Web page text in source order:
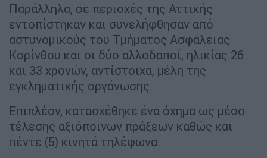
Παράλληλα, σε περιοχές της Αττικής
εντοπίστηκαν και συνελήφθησαν από
αστυνομικούς του Τμήματος Ασφάλειας
Κορίνθου και οι δύο αλλοδαποί, ηλικίας 26
και 33 χρονών, αντίστοιχα, μέλη της
εγκληματικής οργάνωσης.
Επιπλέον, κατασχέθηκε ένα όχημα ως μέσο
τέλεσης αξιόποινων πράξεων καθώς και
πέντε (5) κινητά τηλέφωνα.